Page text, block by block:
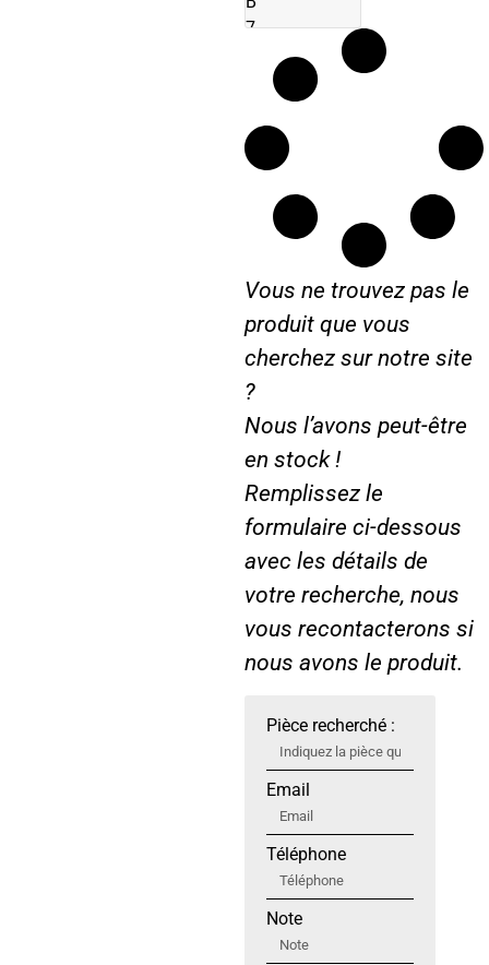
7
4
0
…
Vous ne trouvez pas le
produit que vous
cherchez sur notre site
?
Nous l’avons peut-être
en stock !
Remplissez le
formulaire ci-dessous
avec les détails de
votre recherche, nous
vous recontacterons si
nous avons le produit.
Pièce recherché :
Email
Téléphone
Note